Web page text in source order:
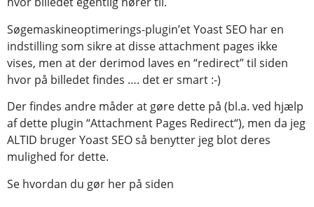
Søgemaskineoptimerings-plugin’et Yoast SEO har en
indstilling som sikre at disse attachment pages ikke
vises, men at der derimod laves en “redirect” til siden
hvor på billedet findes …. det er smart :-)
Der findes andre måder at gøre dette på (bl.a. ved hjælp
af dette plugin “Attachment Pages Redirect“), men da jeg
ALTID bruger Yoast SEO så benytter jeg blot deres
mulighed for dette.
Se hvordan du gør her på siden